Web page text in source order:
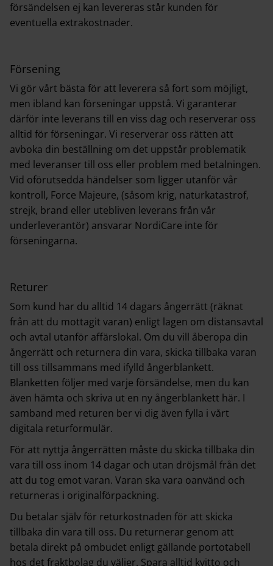
försändelsen ej kan levereras står kunden för
eventuella extrakostnader.
Försening
Vi gör vårt bästa för att leverera så fort som möjligt,
men ibland kan förseningar uppstå. Vi garanterar
därför inte leverans till en viss dag och reserverar oss
alltid för förseningar. Vi reserverar oss rätten att
avboka din beställning om det uppstår problematik
med leveranser till oss eller problem med betalningen.
Vid oförutsedda händelser som ligger utanför vår
kontroll, Force Majeure, (såsom krig, naturkatastrof,
strejk, brand eller utebliven leverans från vår
underleverantör) ansvarar NordiCare inte för
förseningarna.
Returer
Som kund har du alltid 14 dagars ångerrätt (räknat
från att du mottagit varan) enligt lagen om distansavtal
och avtal utanför affärslokal. Om du vill åberopa din
ångerrätt och returnera din vara, skicka tillbaka varan
till oss tillsammans med ifylld ångerblankett.
Blanketten följer med varje försändelse, men du kan
även hämta och skriva ut en ny ångerblankett här. I
samband med returen ber vi dig även fylla i vårt
digitala returformulär.
För att nyttja ångerrätten måste du skicka tillbaka din
vara till oss inom 14 dagar och utan dröjsmål från det
att du tog emot varan. Varan ska vara oanvänd och
returneras i originalförpackning.
Du betalar själv för returkostnaden för att skicka
tillbaka din vara till oss. Du returnerar genom att
betala direkt på ombudet enligt gällande portotabell
hos det fraktbolag du väljer. Spara alltid kvitto och